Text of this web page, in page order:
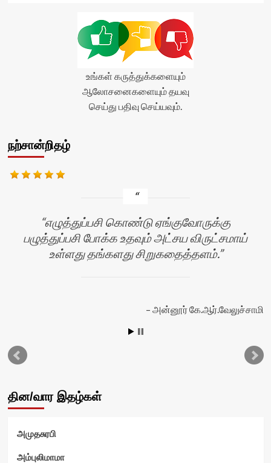
உங்கள் கருத்துக்களையும்
ஆலோசனைகளையும் தயவு
செய்து பதிவு செய்யவும்.
நற்சான்றிதழ்
எழுத்துப்பசி கொண்டு ஏங்குவோருக்கு
பழுத்துப்பசி போக்க உதவும் அட்சய விருட்சமாய்
உள்ளது தங்களது சிறுகதைத்தளம்.
அன்னூர் கே.ஆர்.வேலுச்சாமி
தின/வார இதழ்கள்
அமுதசுரபி
அம்புலிமாமா